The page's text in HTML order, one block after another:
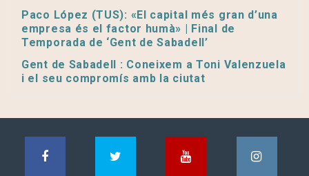
Paco López (TUS): «El capital més gran d’una
empresa és el factor humà» | Final de
Temporada de ‘Gent de Sabadell’
Gent de Sabadell : Coneixem a Toni Valenzuela
i el seu compromís amb la ciutat